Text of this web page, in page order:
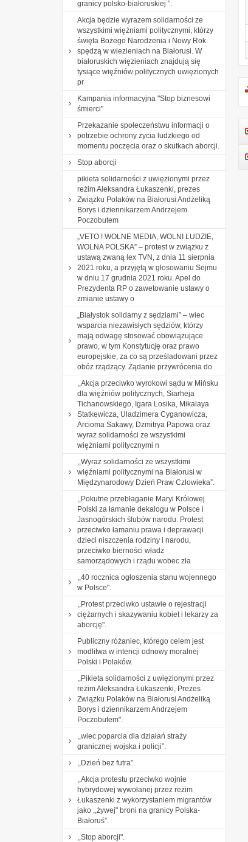
granicy polsko-białoruskiej ”.
Akcja będzie wyrazem solidarności ze
wszystkimi więźniami politycznymi, którzy
święta Bożego Narodzenia i Nowy Rok
spędzą w wiezieniach na Białorusi. W
białoruskich więzieniach znajdują się
tysiące więźniów politycznych uwięzionych
pr
Kampania informacyjna "Stop biznesowi
śmierci"
Przekazanie społeczeństwu informacji o
potrzebie ochrony życia ludzkiego od
momentu poczęcia oraz o skutkach aborcji.
Stop aborcji
pikieta solidarności z uwięzionymi przez
reżim Aleksandra Łukaszenki, prezes
Związku Polaków na Białorusi Andżeliką
Borys i dziennikarzem Andrzejem
Poczobutem
„VETO ! WOLNE MEDIA, WOLNI LUDZIE,
WOLNA POLSKA” – protest w związku z
ustawą zwaną lex TVN, z dnia 11 sierpnia
2021 roku, a przyjętą w głosowaniu Sejmu
w dniu 17 grudnia 2021 roku. Apel do
Prezydenta RP o zawetowanie ustawy o
zmianie ustawy o
„Białystok solidarny z sędziami” – wiec
wsparcia niezawisłych sędziów, którzy
mają odwagę stosować obowiązujące
prawo, w tym Konstytucję oraz prawo
europejskie, za co są prześladowani przez
obóz rządzący. Żądanie przywrócenia do
,,Akcja przeciwko wyrokowi sądu w Mińsku
dla więźniów politycznych, Siarheja
Tichanowskiego, Igara Losika, Mikalaya
Statkewicza, Uladzimera Cyganowicza,
Arcioma Sakawy, Dzmitrya Papowa oraz
wyraz solidarności ze wszystkimi
więźniami politycznymi n
,,Wyraz solidarności ze wszystkimi
więźniami politycznymi na Białorusi w
Międzynarodowy Dzień Praw Człowieka”.
,,Pokutne przebłaganie Maryi Królowej
Polski za łamanie dekalogu w Polsce i
Jasnogórskich ślubów narodu. Protest
przeciwko łamaniu prawa i deprawacji
dzieci niszczenia rodziny i narodu,
przeciwko bierności władz
samorządowych i rządu wobec zła
,,40 rocznica ogłoszenia stanu wojennego
w Polsce".
,,Protest przeciwko ustawie o rejestracji
ciężarnych i skazywaniu kobiet i lekarzy za
aborcję".
Publiczny różaniec, którego celem jest
modlitwa w intencji odnowy moralnej
Polski i Polaków.
,,Pikieta solidarności z uwięzionymi przez
reżim Aleksandra Łukaszenki, Prezes
Związku Polaków na Białorusi Andżeliką
Borys i dziennikarzem Andrzejem
Poczobutem".
,,wiec poparcia dla działań straży
granicznej wojska i policji”.
,,Dzień bez futra”.
,,Akcja protestu przeciwko wojnie
hybrydowej wywołanej przez reżim
Łukaszenki z wykorzystaniem migrantów
jako ,,żywej" broni na granicy Polska-
Białoruś”.
,,Stop aborcji".